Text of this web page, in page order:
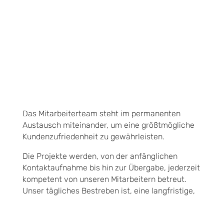
Das Mitarbeiterteam steht im permanenten
Austausch miteinander, um eine größtmögliche
Kundenzufriedenheit zu gewährleisten.
Die Projekte werden, von der anfänglichen
Kontaktaufnahme bis hin zur Übergabe, jederzeit
kompetent von unseren Mitarbeitern betreut.
Unser tägliches Bestreben ist, eine langfristige,